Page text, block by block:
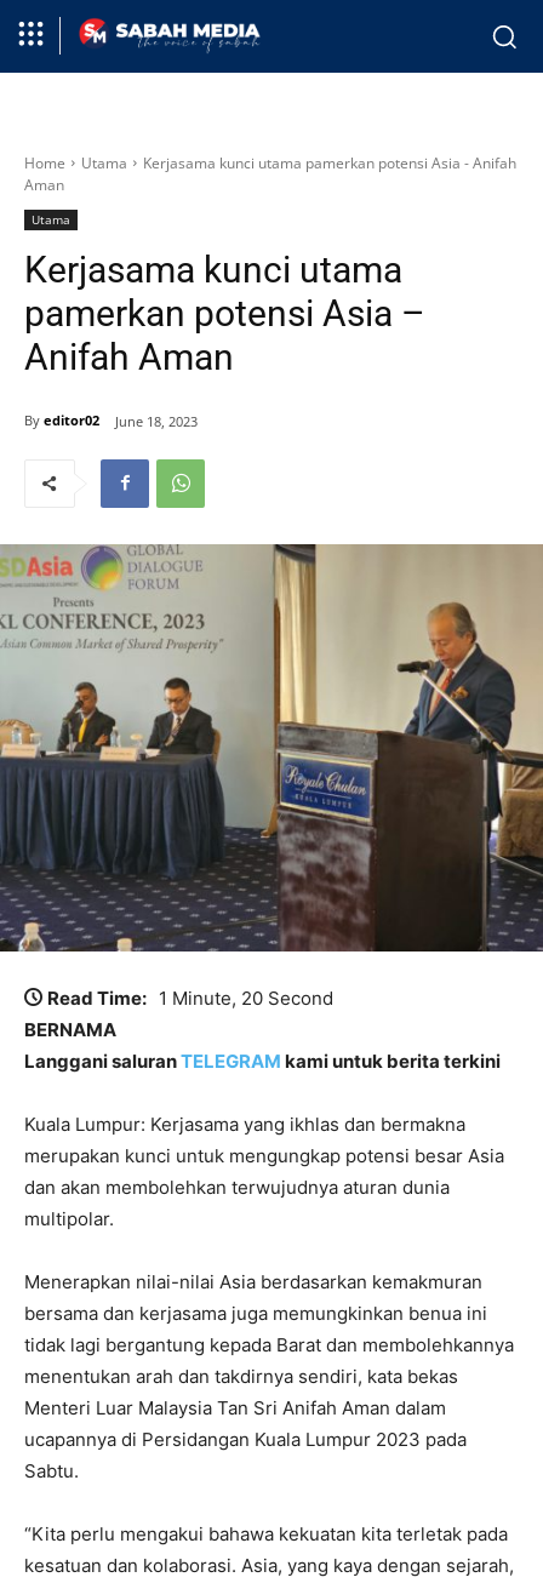
Home Utama
Kerjasama kunci utama pamerkan potensi Asia - Anifah
Aman
Utama
Kerjasama kunci utama
pamerkan potensi Asia –
Anifah Aman
By editor02 June 18, 2023
Read Time: 1 Minute, 20 Second
BERNAMA
Langgani saluranTELEGRAM kami untuk berita terkini
Kuala Lumpur: Kerjasama yang ikhlas dan bermakna
merupakan kunci untuk mengungkap potensi besar Asia
dan akan membolehkan terwujudnya aturan dunia
multipolar.
Menerapkan nilai-nilai Asia berdasarkan kemakmuran
bersama dan kerjasama juga memungkinkan benua ini
tidak lagi bergantung kepada Barat dan membolehkannya
menentukan arah dan takdirnya sendiri, kata bekas
Menteri Luar Malaysia Tan Sri Anifah Aman dalam
ucapannya di Persidangan Kuala Lumpur 2023 pada
Sabtu.
“Kita perlu mengakui bahawa kekuatan kita terletak pada
kesatuan dan kolaborasi. Asia, yang kaya dengan sejarah,